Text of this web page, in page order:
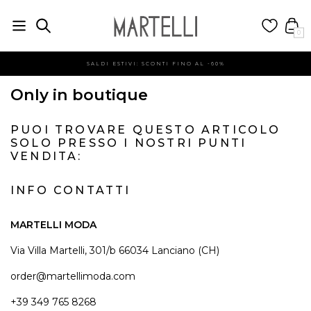
0
SALDI ESTIVI: SCONTI FINO AL -60%
Only in boutique
PUOI TROVARE QUESTO ARTICOLO
SOLO PRESSO I NOSTRI PUNTI
VENDITA:
INFO CONTATTI
MARTELLI MODA
Via Villa Martelli, 301/b 66034 Lanciano (CH)
order@martellimoda.com
+39 349 765 8268